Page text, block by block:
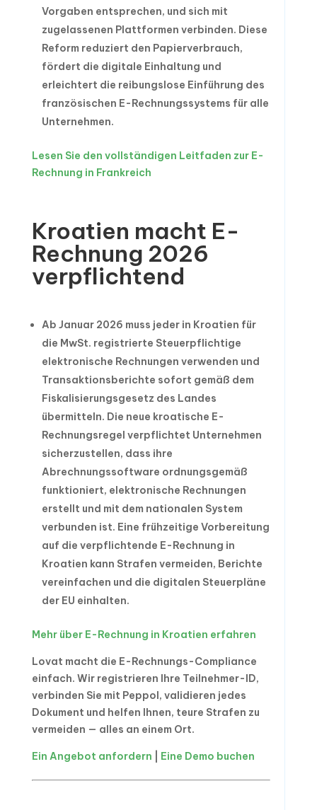
Vorgaben entsprechen, und sich mit
zugelassenen Plattformen verbinden. Diese
Reform reduziert den Papierverbrauch,
fördert die digitale Einhaltung und
erleichtert die reibungslose Einführung des
französischen E-Rechnungssystems für alle
Unternehmen.
Lesen Sie den vollständigen Leitfaden zur E-
Rechnung in Frankreich
Kroatien macht E-
Rechnung 2026
verpflichtend
Ab Januar 2026 muss jeder in Kroatien für
die MwSt. registrierte Steuerpflichtige
elektronische Rechnungen verwenden und
Transaktionsberichte sofort gemäß dem
Fiskalisierungsgesetz des Landes
übermitteln. Die neue kroatische E-
Rechnungsregel verpflichtet Unternehmen
sicherzustellen, dass ihre
Abrechnungssoftware ordnungsgemäß
funktioniert, elektronische Rechnungen
erstellt und mit dem nationalen System
verbunden ist. Eine frühzeitige Vorbereitung
auf die verpflichtende E-Rechnung in
Kroatien kann Strafen vermeiden, Berichte
vereinfachen und die digitalen Steuerpläne
der EU einhalten.
Mehr über E-Rechnung in Kroatien erfahren
Lovat macht die E-Rechnungs-Compliance
einfach. Wir registrieren Ihre Teilnehmer-ID,
verbinden Sie mit Peppol, validieren jedes
Dokument und helfen Ihnen, teure Strafen zu
vermeiden — alles an einem Ort.
Ein Angebot anfordern Eine Demo buchen